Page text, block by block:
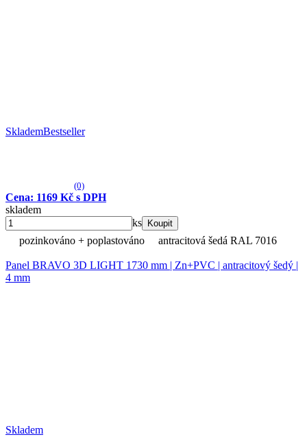
SklademBestseller
(0)
Cena: 1169 Kč s DPH
skladem
ks
Koupit
pozinkováno + poplastováno antracitová šedá RAL 7016
Panel BRAVO 3D LIGHT 1730 mm | Zn+PVC | antracitový šedý |
4 mm
Skladem